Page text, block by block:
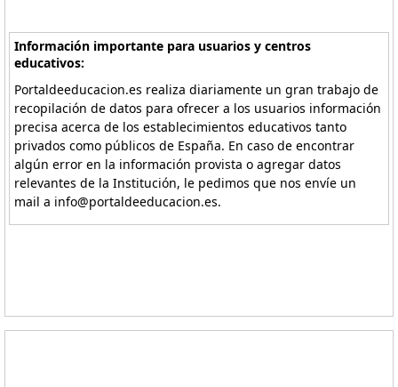
Información importante para usuarios y centros
educativos:
Portaldeeducacion.es realiza diariamente un gran trabajo de
recopilación de datos para ofrecer a los usuarios información
precisa acerca de los establecimientos educativos tanto
privados como públicos de España. En caso de encontrar
algún error en la información provista o agregar datos
relevantes de la Institución, le pedimos que nos envíe un
mail a info@portaldeeducacion.es.